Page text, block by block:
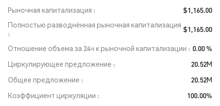
Рыночная капитализация
$1,165.00
Полностью разводнённая рыночная капитализация $1,165.00
Отношение объема за 24ч к рыночной капитализации
0.00 %
Циркулирующее предложение
20.52M
Общее предложение
20.52M
Коэффициент циркуляции
100.00%